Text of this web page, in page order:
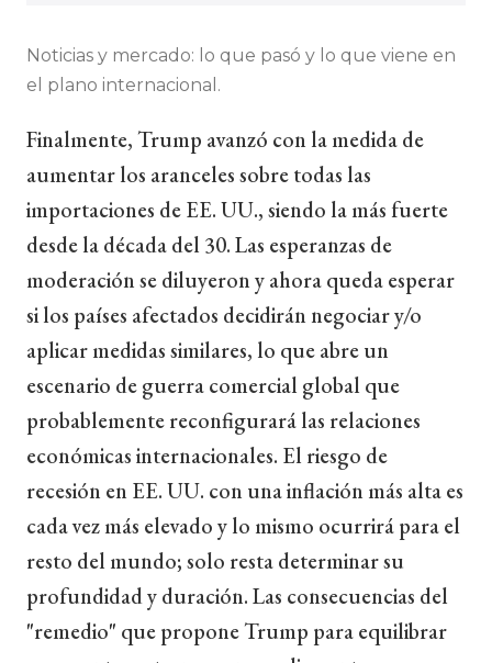
Noticias y mercado: lo que pasó y lo que viene en
el plano internacional.
Finalmente, Trump avanzó con la medida de
aumentar los aranceles sobre todas las
importaciones de EE. UU., siendo la más fuerte
desde la década del 30. Las esperanzas de
moderación se diluyeron y ahora queda esperar
si los países afectados decidirán negociar y/o
aplicar medidas similares, lo que abre un
escenario de guerra comercial global que
probablemente reconfigurará las relaciones
económicas internacionales. El riesgo de
recesión en EE. UU. con una inflación más alta es
cada vez más elevado y lo mismo ocurrirá para el
resto del mundo; solo resta determinar su
profundidad y duración. Las consecuencias del
"remedio" que propone Trump para equilibrar